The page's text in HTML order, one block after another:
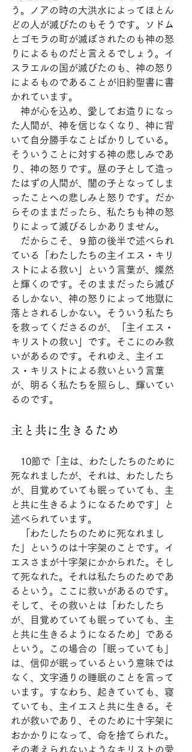
う。ノアの時の大洪水によってほとん
どの人が滅びたのもそうです。ソドム
とゴモラの町が滅ぼされたのも神の怒
りによるものだと言えるでしょう。イ
スラエルの国が滅びたのも、神の怒り
によるものであることが旧約聖書に書
かれています。
神が心を込め、愛してお造りになっ
た人間が、神を信じなくなり、神に背
いて自分勝手なことばかりしている。
そういうことに対する神の悲しみであ
り、神の怒りです。昼の子として造っ
たはずの人間が、闇の子となってしま
ったことへの悲しみと怒りです。だか
らそのままだったら、私たちも神の怒
りによって滅びるしかありません。
だからこそ、９節の後半で述べられ
ている「わたしたちの主イエス・キリ
ストによる救い」という言葉が、燦然
と輝くのです。そのままだったら滅び
るしかない、神の怒りによって地獄に
落とされるしかない。そういう私たち
を救ってくださるのが、「主イエス・
キリストの救い」です。そこにのみ救
いがあるのです。それゆえ、主イエ
ス・キリストによる救いという言葉
が、明るく私たちを照らし、輝いてい
るのです。
主と共に生きるため
10節で「主は、わたしたちのために
死なれましたが、それは、わたしたち
が、目覚めていても眠っていても、主
と共に生きるようになるためです」と
述べられています。
「わたしたちのために死なれまし
た」というのは十字架のことです。イ
エスさまが十字架にかかられた。そし
て死なれた。それは私たちのためであ
るという。ここに救いがあるのです。
そして、その救いとは「わたしたち
が、目覚めていても眠っていても、主
と共に生きるようになるため」である
という。この場合の「眠っていても」
は、信仰が眠っているという意味では
なく、文字通りの睡眠のことを言って
います。すなわち、起きていても、寝
ていても、主イエスと共に生きる。そ
れが救いであり、そのために十字架に
おかかりになって、命を捨てられた。
その考えられないようなキリストの愛